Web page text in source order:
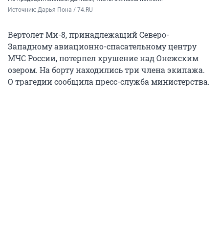
Источник: Дарья Пона / 74.RU
Вертолет Ми-8, принадлежащий Северо-
Западному авиационно-спасательному центру
МЧС России, потерпел крушение над Онежским
озером. На борту находились три члена экипажа.
О трагедии сообщила пресс-служба министерства.